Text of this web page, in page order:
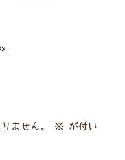
ません。 ※ が付い